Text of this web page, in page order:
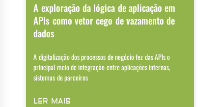
A exploração da lógica de aplicação em
APIs como vetor cego de vazamento de
dados
A digitalização dos processos de negócio fez das APIs o
principal meio de integração entre aplicações internas,
sistemas de parceiros
LER MAIS